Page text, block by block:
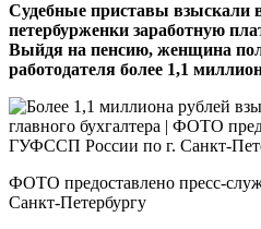
Судебные приставы взыскали
петербурженки заработную
Выйдя на пенсию, женщина
работодателя более 1,1
ФОТО предоставлено пресс-
Санкт-Петербургу